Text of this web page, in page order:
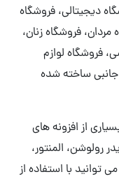
دیجیتالی، فروشگاه
فروشگاه زنان،
فروشگاه لوازم
ساخته شده
از افزونه های
المنتور،
توانید با استفاده از